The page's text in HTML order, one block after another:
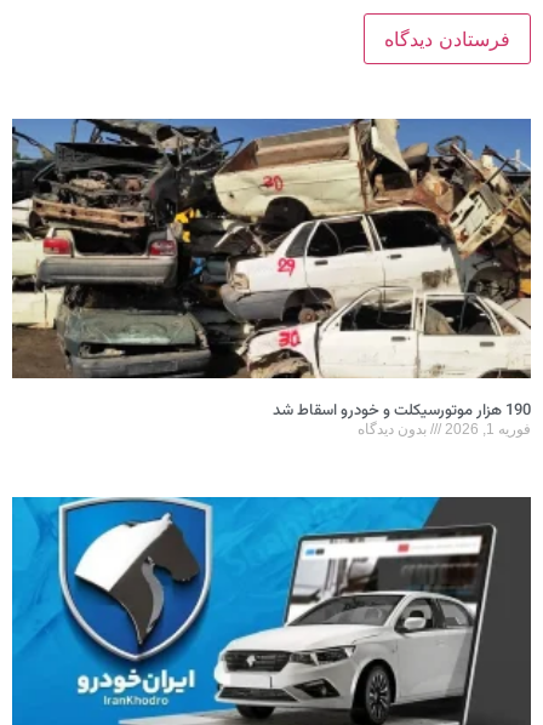
190 هزار موتورسیکلت و خودرو اسقاط شد
فوریه 1, 2026 بدون دیدگاه